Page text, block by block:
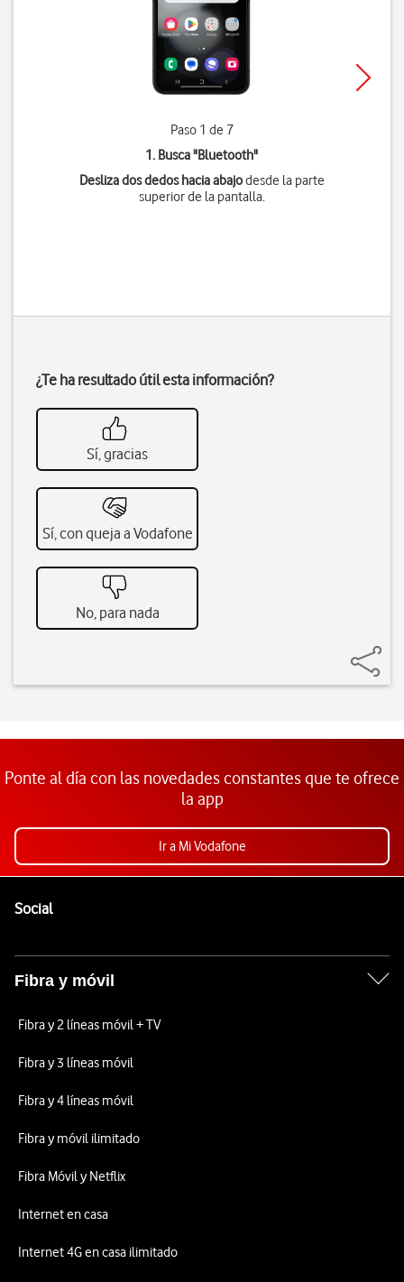
Paso 1 de 7
1. Busca "Bluetooth"
Desliza dos dedos hacia abajodesde la parte
superior de la pantalla.
¿Te ha resultado útil esta información?
Sí, gracias
Sí, con queja a Vodafone
No, para nada
Ponte al día con las novedades constantes que te ofrece
la app
Ir a Mi Vodafone
SocialEnlaces a las redes sociales de Vodafone
Fibra y móvil
Fibra y 2 líneas móvil + TV
Fibra y 3 líneas móvil
Fibra y 4 líneas móvil
Fibra y móvil ilimitado
Fibra Móvil y Netflix
Internet en casa
Internet 4G en casa ilimitado